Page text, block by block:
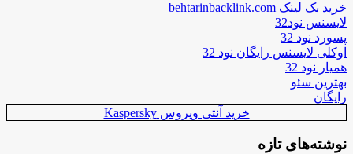
خرید بک لینک behtarinbacklink.com
لایسنس نود32
پسورد نود 32
اوکلی لایسنس رایگان نود 32
همیار نود 32
بهترین سئو
رایگان
خرید آنتی ویروس Kaspersky
نوشته‌های تازه